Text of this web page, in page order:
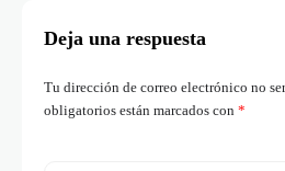
Deja una respuesta
Tu dirección de correo electrónico no
obligatorios están marcados con *